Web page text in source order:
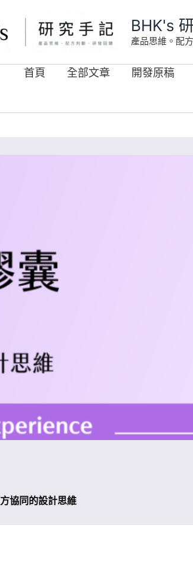
BHK's
產品思維。配
首頁 全部文章 開發原稿
協同的設計思維